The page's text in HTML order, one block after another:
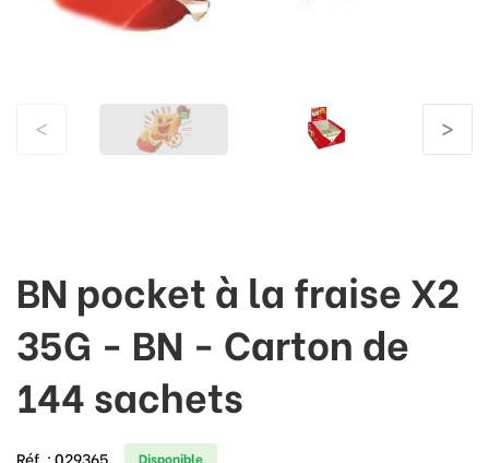
< >
BN pocket à la fraise X2
35G - BN - Carton de
144 sachets
Réf. :029365 Disponible